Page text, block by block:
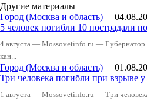
Другие материалы
Город (Москва и область)
5 человек погибли 10 пострадали
4 августа — Mossovetinfo.ru —
кан...
Город (Москва и область)
Три человека погибли при
1 августа — Mossovetinfo.ru — Три